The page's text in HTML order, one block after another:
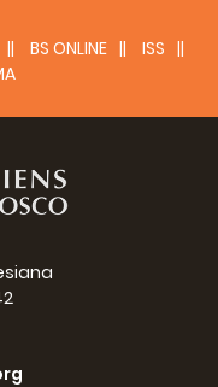
BS ONLINE
ISS